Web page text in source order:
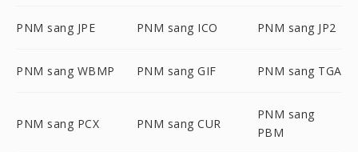
PNM sang JPE PNM sang ICO PNM sang JP2
PNM sang WBMP PNM sang GIF PNM sang TGA
PNM sang PCX PNM sang CUR
PNM sang
PBM